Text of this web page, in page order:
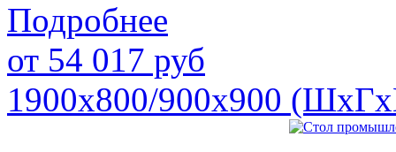
Подробнее
от 54 017 руб
1900х800/900х900